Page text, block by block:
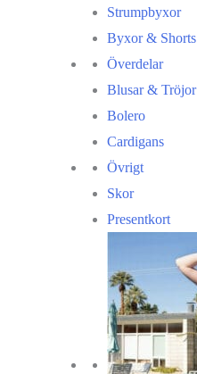
Strumpbyxor
Byxor & Shorts
Överdelar
Blusar & Tröjor
Bolero
Cardigans
Övrigt
Skor
Presentkort